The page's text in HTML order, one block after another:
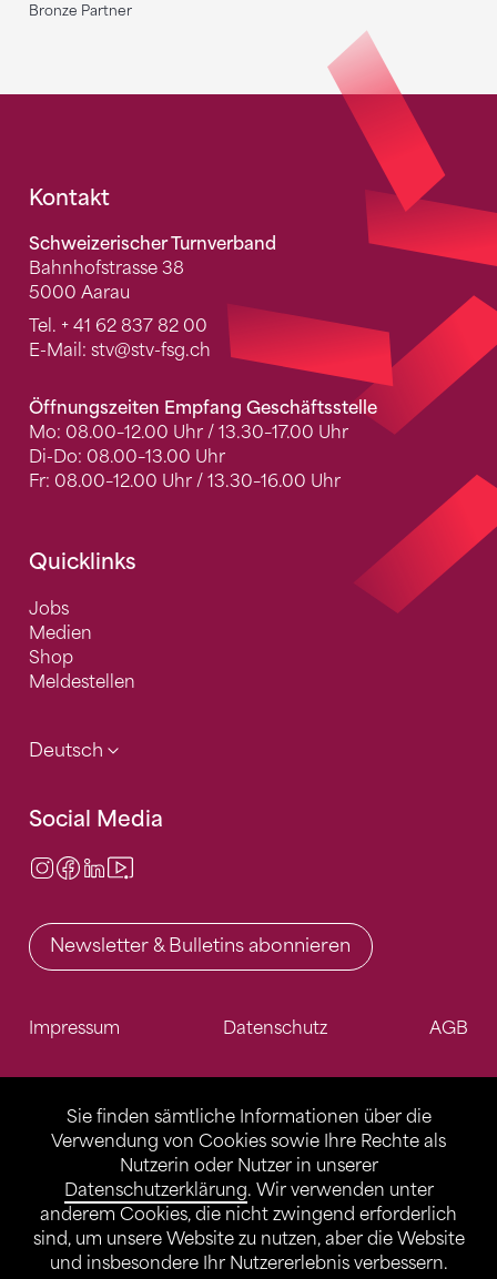
Sie finden sämtliche Informationen über die
Verwendung von Cookies sowie Ihre Rechte als
Nutzerin oder Nutzer in unserer
Datenschutzerklärung. Wir verwenden unter
anderem Cookies, die nicht zwingend erforderlich
sind, um unsere Website zu nutzen, aber die Website
und insbesondere Ihr Nutzererlebnis verbessern.
Bronze Partner
Fusszeile
Kontakt
Schweizerischer Turnverband
Bahnhofstrasse 38
5000 Aarau
Tel. + 41 62 837 82 00
E-Mail: stv@stv-fsg.ch
Öffnungszeiten Empfang Geschäftsstelle
Mo: 08.00–12.00 Uhr / 13.30–17.00 Uhr
Di-Do: 08.00–13.00 Uhr
Fr: 08.00–12.00 Uhr / 13.30–16.00 Uhr
Quicklinks
Jobs
Medien
Shop
Meldestellen
Deutsch
Social Media
Instagram
Facebook
LinkedIn
Newsletter & Bulletins abonnieren
Impressum Datenschutz AGB